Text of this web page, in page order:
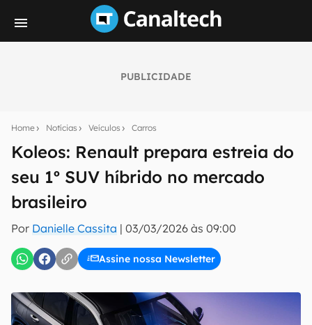
PUBLICIDADE
Home Notícias Veículos Carros
Koleos: Renault prepara estreia do
seu 1º SUV híbrido no mercado
brasileiro
Por Danielle Cassita | 03/03/2026 às 09:00
Assine nossa Newsletter
notícias e reviews sobre tecnologia em primeira
mão.
E-mail
inscreva-se
Uso e Política de Privacidade do Canaltech.